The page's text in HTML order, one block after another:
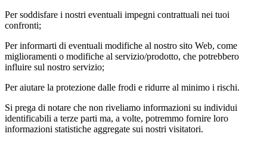
Per soddisfare i nostri eventuali impegni contrattuali nei tuoi
confronti;
Per informarti di eventuali modifiche al nostro sito Web, come
miglioramenti o modifiche al servizio/prodotto, che potrebbero
influire sul nostro servizio;
Per aiutare la protezione dalle frodi e ridurre al minimo i rischi.
Si prega di notare che non riveliamo informazioni su individui
identificabili a terze parti ma, a volte, potremmo fornire loro
informazioni statistiche aggregate sui nostri visitatori.